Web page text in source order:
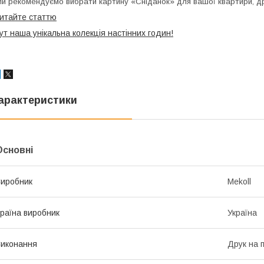
статтю
наша унікальна колекція настінних годин!
Mekoll
виробник Україна
Друк на